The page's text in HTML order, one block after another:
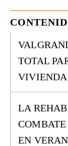
TOTAL
LA
EN